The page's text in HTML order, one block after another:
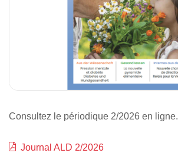
Consultez le périodique 2/2026 en ligne.
Journal ALD 2/2026